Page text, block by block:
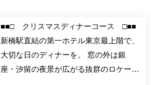
■■□ クリスマスディナーコース □■■
新橋駅直結の第一ホテル東京最上階で、
大切な日のディナーを。 窓の外は銀
座・汐留の夜景が広がる抜群のロケーシ